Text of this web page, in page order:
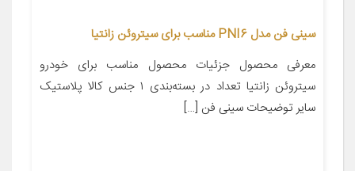
سینی فن مدل PNI6 مناسب برای سیتروئن زانتیا
معرفی محصول جزئیات محصول مناسب برای خودرو
سیتروئن زانتیا تعداد در بسته‌بندی ۱ جنس کالا پلاستیک
سایر توضیحات سینی فن […]